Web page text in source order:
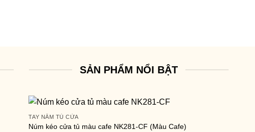
SẢN PHẨM NỔI BẬT
TAY NẮM TỦ CỬA
Núm kéo cửa tủ màu cafe NK281-CF (Màu Cafe)